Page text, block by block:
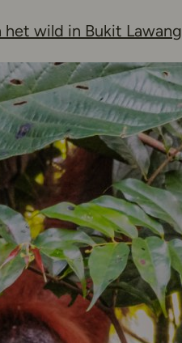
het wild in Bukit Lawang